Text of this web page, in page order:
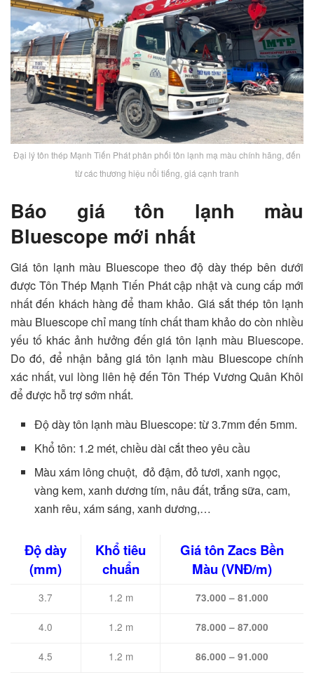
Đại lý tôn thép Mạnh Tiến Phát phân phối tôn lạnh mạ màu chính hãng, đến
từ các thương hiệu nổi tiếng, giá cạnh tranh
Báo giá tôn lạnh màu
Bluescope mới nhất
Giá tôn lạnh màu Bluescope theo độ dày thép bên dưới
được Tôn Thép Mạnh Tiến Phát cập nhật và cung cấp mới
nhất đến khách hàng để tham khảo. Giá sắt thép tôn lạnh
màu Bluescope chỉ mang tính chất tham khảo do còn nhiều
yếu tố khác ảnh hưởng đến giá tôn lạnh màu Bluescope.
Do đó, để nhận bảng giá tôn lạnh màu Bluescope chính
xác nhất, vui lòng liên hệ đến Tôn Thép Vương Quân Khôi
để được hỗ trợ sớm nhất.
Độ dày tôn lạnh màu Bluescope: từ 3.7mm đến 5mm.
Khổ tôn: 1.2 mét, chiều dài cắt theo yêu cầu
Màu xám lông chuột, đỏ đậm, đỏ tươi,xanh ngọc,
vàng kem, xanh dương tím, nâu đất, trắng sữa, cam,
xanh rêu, xám sáng, xanh dương,…
Độ dày
(mm)
Khổ tiêu
chuẩn
Giá tôn Zacs Bền
Màu (VNĐ/m)
3.7 1.2 m 73.000 – 81.000
4.0 1.2 m 78.000 – 87.000
4.5 1.2 m 86.000 – 91.000